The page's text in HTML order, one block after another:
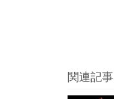
関連記事